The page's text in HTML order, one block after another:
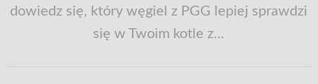
dowiedz się, który węgiel z PGG lepiej sprawdzi
się w Twoim kotle z...